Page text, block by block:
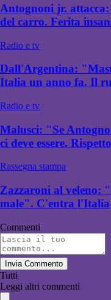
Antognoni jr.
del carro. Ferita
Radio e tv
Dall'Argentina:
Italia un anno fa. Il
Radio e tv
Malusci: "Se
ci deve essere.
Rassegna stampa
Zazzaroni al veleno:
male". C'entra l'Italia
Commenti
Invia Commento
Tutti
Leggi altri commenti